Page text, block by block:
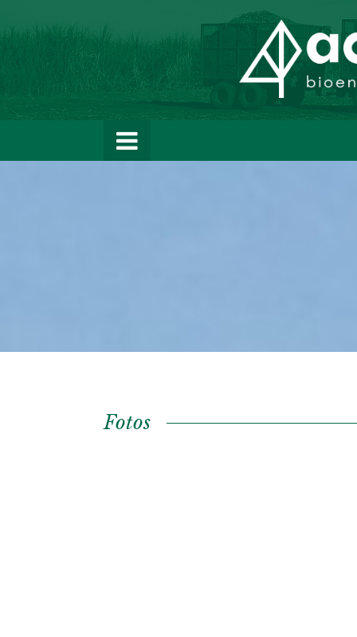
Fotos